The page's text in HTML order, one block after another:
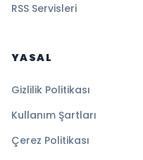
RSS Servisleri
YASAL
Gizlilik Politikası
Kullanım Şartları
Çerez Politikası